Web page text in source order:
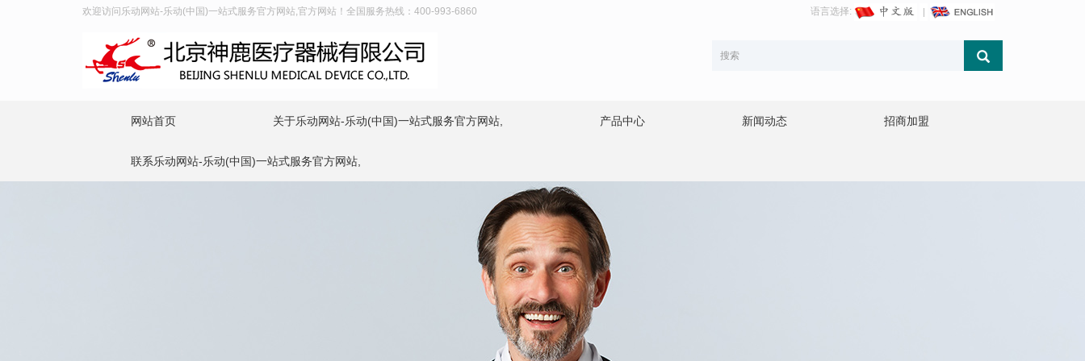
欢迎访问乐动网站-乐动(中国)一站式服务官方网站,官方网站！全国服务热线：400-993-6860 语言选择:
网站首页 关于乐动网站-乐动(中国)一站式服务官方网站, 产品中心 新闻动态 招商加盟
联系乐动网站-乐动(中国)一站式服务官方网站,